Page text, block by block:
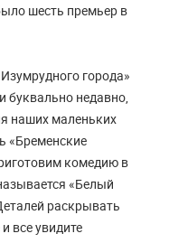
шесть премьер в
города»
буквально недавно,
наших маленьких
«Бременские
комедию в
«Белый
раскрывать
все увидите